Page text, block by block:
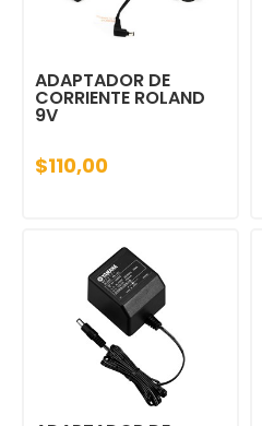
ADAPTADOR DE
CORRIENTE ROLAND
9V
$110,00